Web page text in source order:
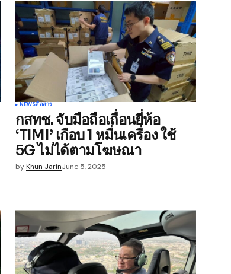
NEWSสื่อสาร
กสทช. จับมือถือเถื่อนยี่ห้อ
‘TIMI’ เกือบ 1 หมื่นเครื่อง ใช้
5G ไม่ได้ตามโฆษณา
by Khun JarinJune 5, 2025